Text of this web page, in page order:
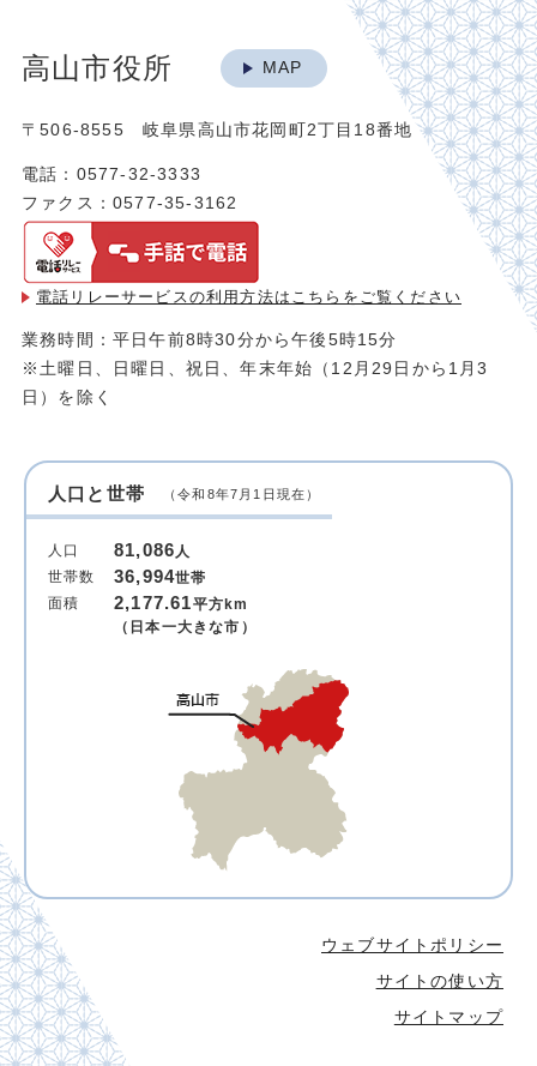
高山市役所 MAP
〒506-8555 岐阜県高山市花岡町2丁目18番地
電話：0577-32-3333
ファクス：0577-35-3162
電話リレーサービスの利用方法は こちらをご覧ください
業務時間：平日午前8時30分から午後5時15分
※土曜日、日曜日、祝日、年末年始（12月29日から1月3
日）を除く
人口と世帯 （令和8年7月1日現在）
人口 81,086人
世帯数
36,994世帯
面積
2,177.61平方km
（日本一大きな市）
ウェブサイトポリシー
サイトの使い方
サイトマップ